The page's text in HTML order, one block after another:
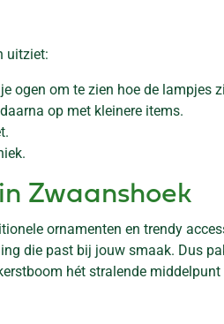
uitziet:
ogen om te zien hoe de lampjes
op met kleinere items.
Zwaanshoek
ornamenten en trendy
die past bij jouw smaak. Dus
hét stralende